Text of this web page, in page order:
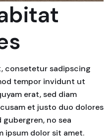
consetetur sadipscing
tempor invidunt ut
erat, sed diam
et justo duo dolores
no sea
ipsum dolor sit amet.